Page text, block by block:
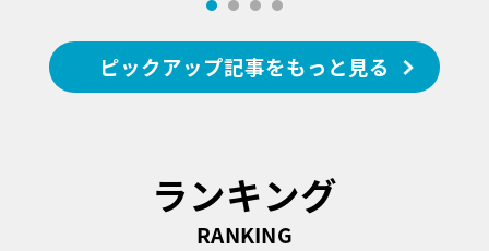
ピックアップ記事をもっと見る
ランキング
RANKING